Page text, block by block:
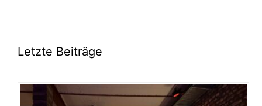
Letzte Beiträge